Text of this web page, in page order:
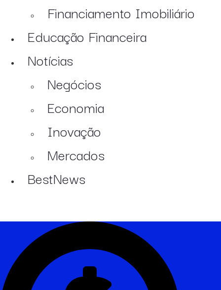
Financiamento Imobiliário
Educação Financeira
Notícias
Negócios
Economia
Inovação
Mercados
BestNews